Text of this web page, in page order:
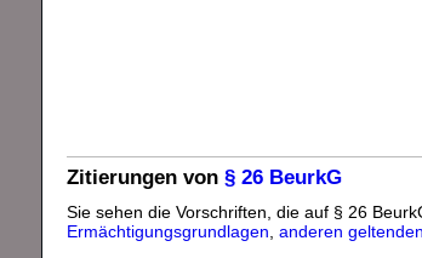
Zitierungen von § 26 BeurkG
Sie sehen die Vorschriften, die auf § 26
Ermächtigungsgrundlagen anderen